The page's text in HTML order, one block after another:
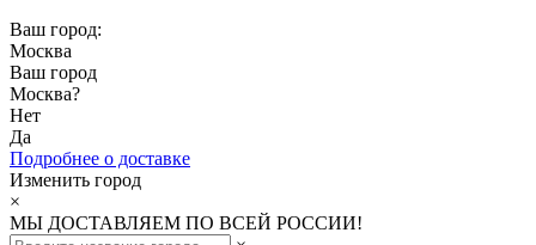
Ваш город:
Москва
Ваш город
Москва?
Нет
Да
Подробнее о доставке
Изменить город
×
МЫ ДОСТАВЛЯЕМ ПО ВСЕЙ РОССИИ!